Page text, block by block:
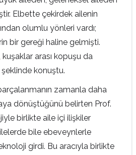
Elbette çekirdek ailenin
olumlu yönleri vardı;
bir gereği haline gelmişti.
arası kopuşu da
konuştu.
zamanla daha
dönüştüğünü belirten Prof.
birlikte aile içi ilişkiler
bile ebeveynlerle
girdi. Bu aracıyla birlikte